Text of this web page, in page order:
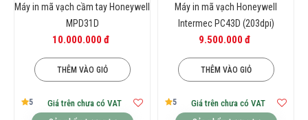
Máy in mã vạch cầm tay Honeywell
MPD31D
10.000.000 đ
THÊM VÀO GIỎ
5
Giá trên chưa có VAT
Máy in mã vạch Honeywell
Intermec PC43D (203dpi)
9.500.000 đ
THÊM VÀO GIỎ
5
Giá trên chưa có VAT